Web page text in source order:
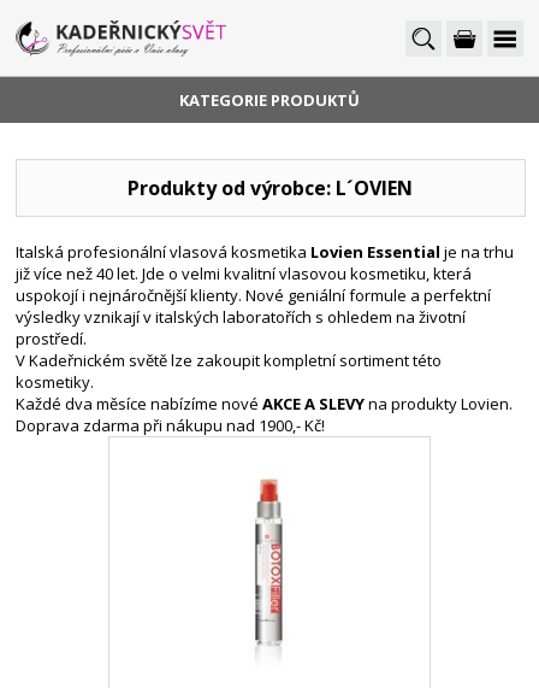
KATEGORIE PRODUKTŮ
Produkty od výrobce: L´OVIEN
Italská profesionální vlasová kosmetika Lovien Essential je na trhu
již více než 40 let. Jde o velmi kvalitní vlasovou kosmetiku, která
uspokojí i nejnáročnější klienty. Nové geniální formule a perfektní
výsledky vznikají v italských laboratořích s ohledem na životní
prostředí.
V Kadeřnickém světě lze zakoupit kompletní sortiment této
kosmetiky.
Každé dva měsíce nabízíme novéAKCE A SLEVYna produkty Lovien.
Doprava zdarma při nákupu nad 1900,- Kč!